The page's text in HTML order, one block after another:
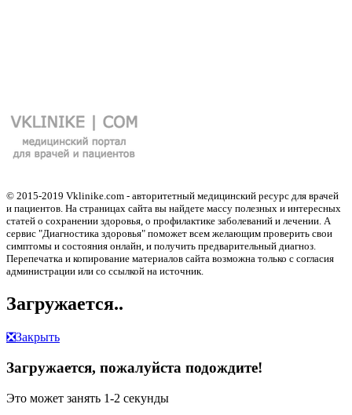
© 2015-2019 Vklinike.com - авторитетный медицинский ресурс для врачей
и пациентов. На страницах сайта вы найдете массу полезных и интересных
статей о сохранении здоровья, о профилактике заболеваний и лечении. А
сервис "Диагностика здоровья" поможет всем желающим проверить свои
симптомы и состояния онлайн, и получить предварительный диагноз.
Перепечатка и копирование материалов сайта возможна только с согласия
администрации или со ссылкой на источник.
Загружается..
❎Закрыть
Загружается, пожалуйста подождите!
Это может занять 1-2 секунды